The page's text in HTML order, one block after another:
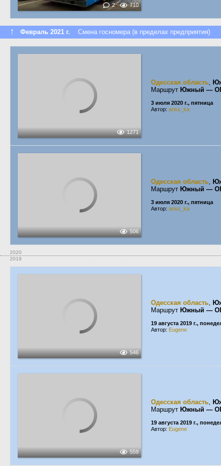
2 710
↑ Февраль 2021 г. Смена госномера (в пределах предприятия)
1271
Одесская область,
Маршрут Южный —
3 июля 2020 г., пятница
Автор: ariss_ka
506
Одесская область,
Маршрут Южный —
3 июля 2020 г., пятница
Автор: ariss_ka
2020
2019
546
Одесская область,
Маршрут Южный —
19 августа 2019 г.,
Автор: Eugene
559
Одесская область,
Маршрут Южный —
19 августа 2019 г.,
Автор: Eugene